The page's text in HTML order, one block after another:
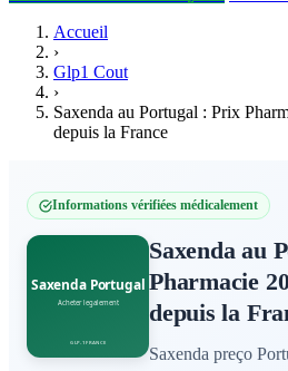
Accueil
›
Glp1 Cout
›
Saxenda au Portugal : Prix
depuis la France
Informations vérifiées médicalement
Saxenda au
Pharmacie
depuis la
Saxenda preço